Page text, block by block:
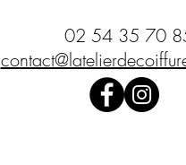
02 54 35 70